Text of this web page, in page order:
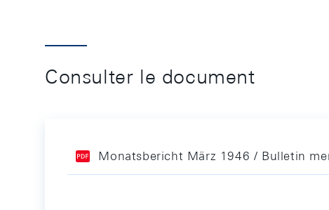
Consulter le document
Monatsbericht März 1946 / Bulletin